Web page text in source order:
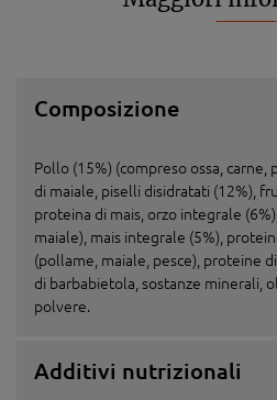
Composizione
Pollo (15%) (compreso ossa,
di maiale, piselli disidratati (12%),
proteina di mais, orzo integrale
maiale), mais integrale (5%),
(pollame, maiale, pesce), proteine
di barbabietola, sostanze minerali,
polvere.
Additivi nutrizionali